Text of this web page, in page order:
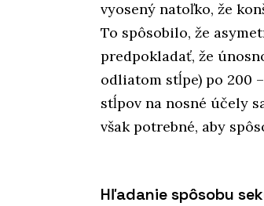
vyosený natoľko, že
To spôsobilo, že
predpokladať, že
odliatom stĺpe) po 200
stĺpov na nosné účely
však potrebné, aby
Hľadanie spôsobu